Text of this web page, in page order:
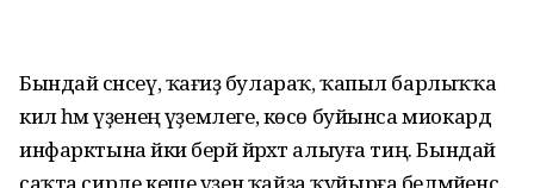
Бындай сәнсеү, ҡағиҙә булараҡ, ҡапыл барлыҡҡа
килә һәм үҙенең әүҙемлеге, көсө буйынса миокард
инфарктына йәки берәй йәрәхәт алыу­ға тиң. Бындай